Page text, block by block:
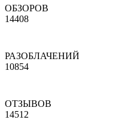
ОБЗОРОВ
14408
РАЗОБЛАЧЕНИЙ
10854
ОТЗЫВОВ
14512